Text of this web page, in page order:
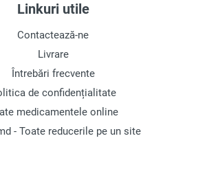
Linkuri utile
Contactează-ne
Livrare
Întrebări frecvente
de confidențialitate
medicamentele online
- Toate reducerile pe un site